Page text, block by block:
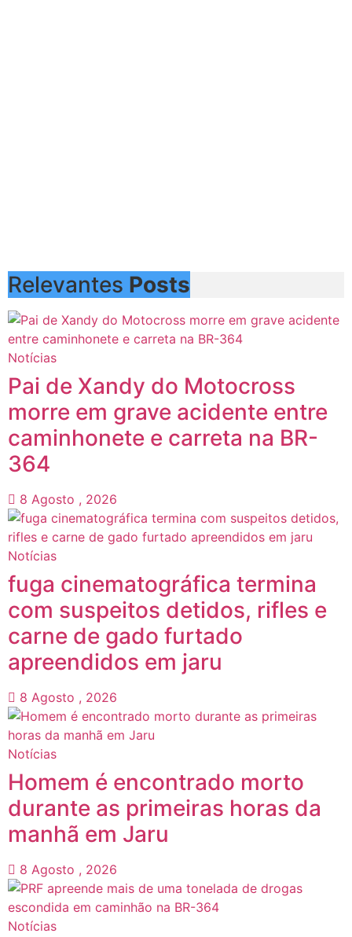
Relevantes Posts
Notícias
Pai de Xandy do Motocross
morre em grave acidente entre
caminhonete e carreta na BR-
364
8 Agosto , 2026
Notícias
fuga cinematográfica termina
com suspeitos detidos, rifles e
carne de gado furtado
apreendidos em jaru
8 Agosto , 2026
Notícias
Homem é encontrado morto
durante as primeiras horas da
manhã em Jaru
8 Agosto , 2026
Notícias